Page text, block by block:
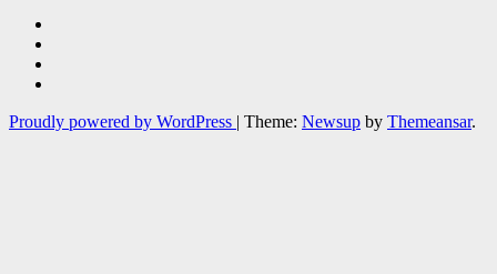
Proudly powered by WordPress | Theme: Newsup by Themeansar.